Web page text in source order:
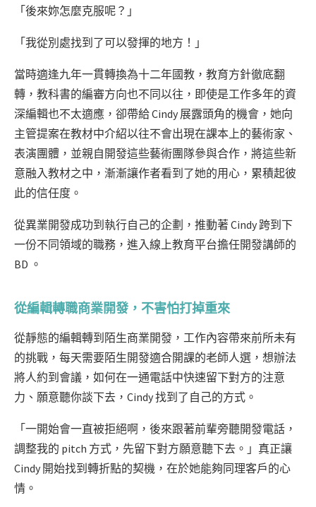
「後來妳怎麼克服呢？」
「我從別處找到了可以發揮的地方！」
當時適逢九年一貫轉換為十二年國教，教育方針徹底翻
轉，教科書的編審方向也不同以往，即使是工作多年的資
深編輯也不太適應，卻帶給 Cindy 展露頭角的機會，她向
主管提案在教材中介紹以往不會出現在課本上的藝術家、
表演團體，並親自開發這些藝術團隊參與合作，將這些新
意融入教材之中，漸漸讓作者看到了她的用心，累積起彼
此的信任度。
從異業開發成功到執行自己的企劃，推動著 Cindy 跨到下
一份不同領域的職務，進入線上教育平台擔任開發講師的
BD 。
從編輯轉職商業開發，不害怕打掉重來
從靜態的編輯轉到陌生商業開發，工作內容帶來前所未有
的挑戰，每天需要陌生開發適合開課的老師人選，想辦法
將人約到會議，如何在一通電話中快速留下對方的注意
力、願意聽你談下去，Cindy 找到了自己的方式。
「一開始會一直被拒絕啊，後來跟著前輩旁聽開發電話，
調整我的 pitch 方式，先留下對方願意聽下去。」 真正讓
Cindy 開始找到轉折點的契機，在於她能夠同理客戶的心
情。